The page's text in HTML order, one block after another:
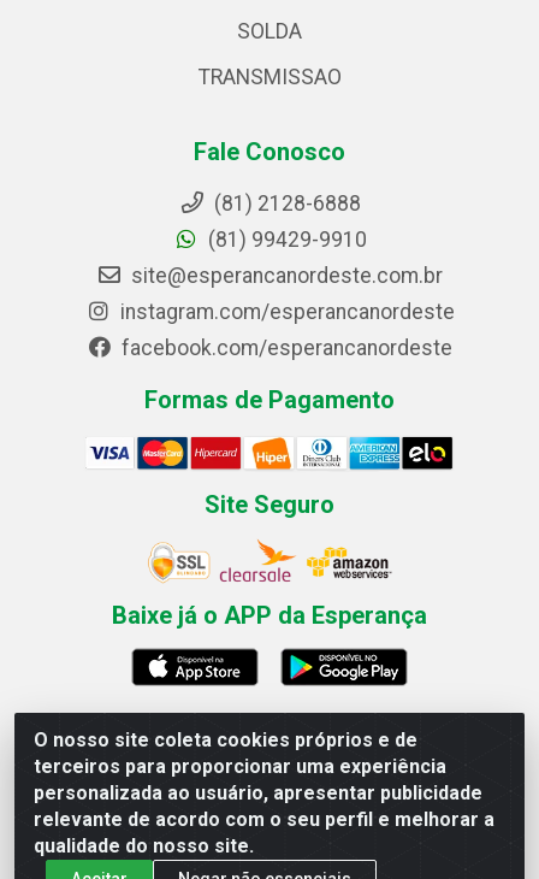
O nosso site coleta cookies próprios e de
terceiros para proporcionar uma experiência
personalizada ao usuário, apresentar publicidade
relevante de acordo com o seu perfil e melhorar a
qualidade do nosso site.
SOLDA
TRANSMISSAO
Fale Conosco
(81) 2128-6888
(81) 99429-9910
site@esperancanordeste.com.br
instagram.com/esperancanordeste
facebook.com/esperancanordeste
Formas de Pagamento
Site Seguro
Baixe já o APP da Esperança
Esperança Nordeste - Rua Professor Caldas Filho, 291 -
Estância - Recife / PE CEP: 50771-335 - CNPJ
03.666.136/0001-23